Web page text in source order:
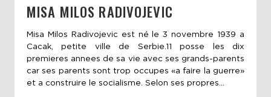
MISA MILOS RADIVOJEVIC
Misa Milos Radivojevic est né le 3 novembre 1939 a
Cacak, petite ville de Serbie.11 posse les dix
premieres annees de sa vie avec ses grands-parents
car ses parents sont trop occupes «a faire la guerre»
et a construire le socialisme. Selon ses propres...